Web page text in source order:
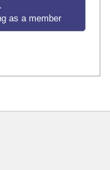
as a member